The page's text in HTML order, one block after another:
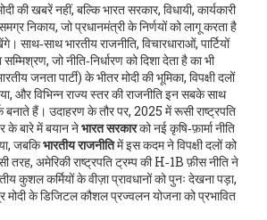
की खबरें नहीं, बल्किभारत सरकार, विधायी, कार्यकारी
निकाय, जो प्रधानमंत्री के निर्णयों को लागू करता है
साथ‑साथभारतीय राजनीति, विचारधाराओं, पार्टियों
जो नीति‑निर्धारण को दिशा देता हैका भी
जनता पार्टी) के भीतर मोदी की भूमिका, विपक्षी दलों
और विभिन्न राज्य स्तर की राजनीति इन सबके साथ
हैं। उदाहरण के तौर पर, 2025 में रूसी राष्ट्रपति
के बारे में बयान नेभारत सरकारको नई कृषि‑फ़ार्मा नीति
जबकिभारतीय राजनीतिमें इस कदम ने विपक्षी दलों को
तरह, अमेरिकी राष्ट्रपति ट्रम्प की H‑1B फ़ीस नीति ने
कुशल कर्मियों के वीज़ा प्रावधानों को पुनः देखना पड़ा,
मोदीके डिजिटल कौशल प्रज्वलन योजना को प्रभावित